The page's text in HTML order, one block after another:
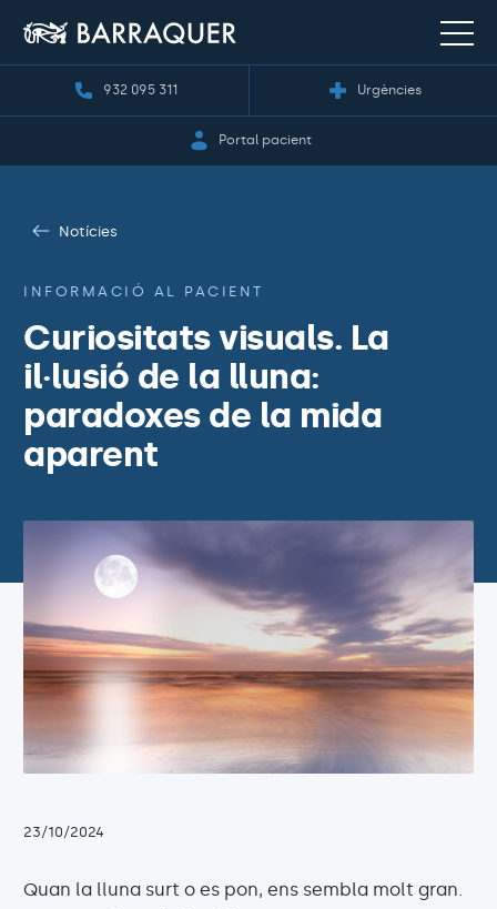
932 095 311 Urgències
Portal pacient
Notícies
INFORMACIÓ AL PACIENT
Curiositats visuals. La
il·lusió de la lluna:
paradoxes de la mida
aparent
23/10/2024
Quan la lluna surt o es pon, ens sembla molt gran.